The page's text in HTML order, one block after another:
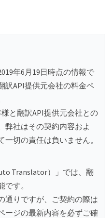
年6月19日時点の情報で
訳API提供元会社の料金ペ
と翻訳API提供元会社との
弊社はその契約内容およ
一切の責任は負いません。
Translator）」では、翻
す。
通りですが、ご契約の際は
ージの最新内容を必ずご確